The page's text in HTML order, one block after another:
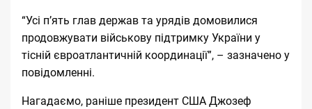
“Усі п’ять глав держав та урядів домовилися
продовжувати військову підтримку України у
тісній євроатлантичній координації”, – зазначено у
повідомленні.
Нагадаємо, раніше президент США Джозеф